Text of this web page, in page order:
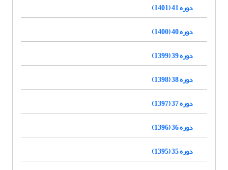
دوره 41 (1401)
دوره 40 (1400)
دوره 39 (1399)
دوره 38 (1398)
دوره 37 (1397)
دوره 36 (1396)
دوره 35 (1395)